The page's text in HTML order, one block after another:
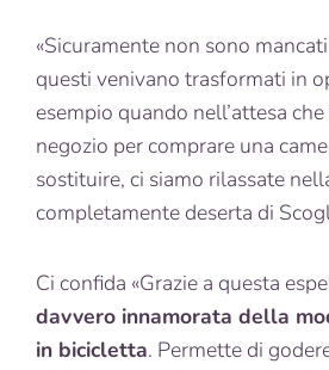
«Sicuramente non sono
questi venivano trasformati in
esempio quando nell’attesa
negozio per comprare una
sostituire, ci siamo rilassate
completamente deserta di
Ci confida «Grazie a questa
davvero innamorata della
in bicicletta. Permette di